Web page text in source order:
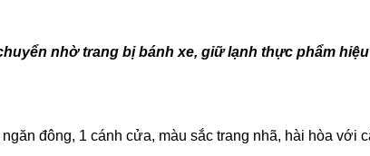
nhờ trang bị bánh xe, giữ lạnh thực phẩm
đông, 1 cánh cửa, màu sắc trang nhã, hài hòa với